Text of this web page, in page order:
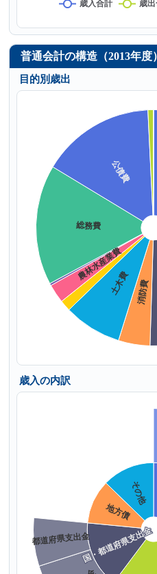
普通会計の構造（2013年度）
目的別歳出
歳入の内訳